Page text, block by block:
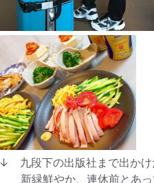
↓ 九段下の出版社まで出かけ
新緑鮮やか、連休前とあっ